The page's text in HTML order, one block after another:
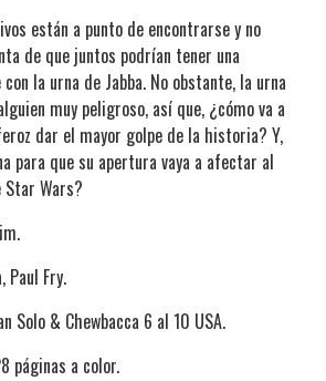
están a punto de encontrarse y no
de que juntos podrían tener una
la urna de Jabba. No obstante, la urna
muy peligroso, así que, ¿cómo va a
dar el mayor golpe de la historia? Y,
para que su apertura vaya a afectar al
Wars?
Paul Fry.
Solo & Chewbacca 6 al 10 USA.
páginas a color.